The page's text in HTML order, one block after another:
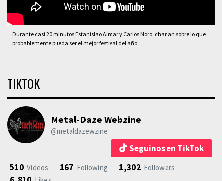
Durante casi 20 minutos Estanislao Aimar y Carlos Noro, charlan sobre lo que
probablemente pueda ser el mejor festival del año.
TIKTOK
Metal-Daze Webzine
@metaldazewzine
Seguinos en TikTok
510 Videos 167 Following 1,302 Followers